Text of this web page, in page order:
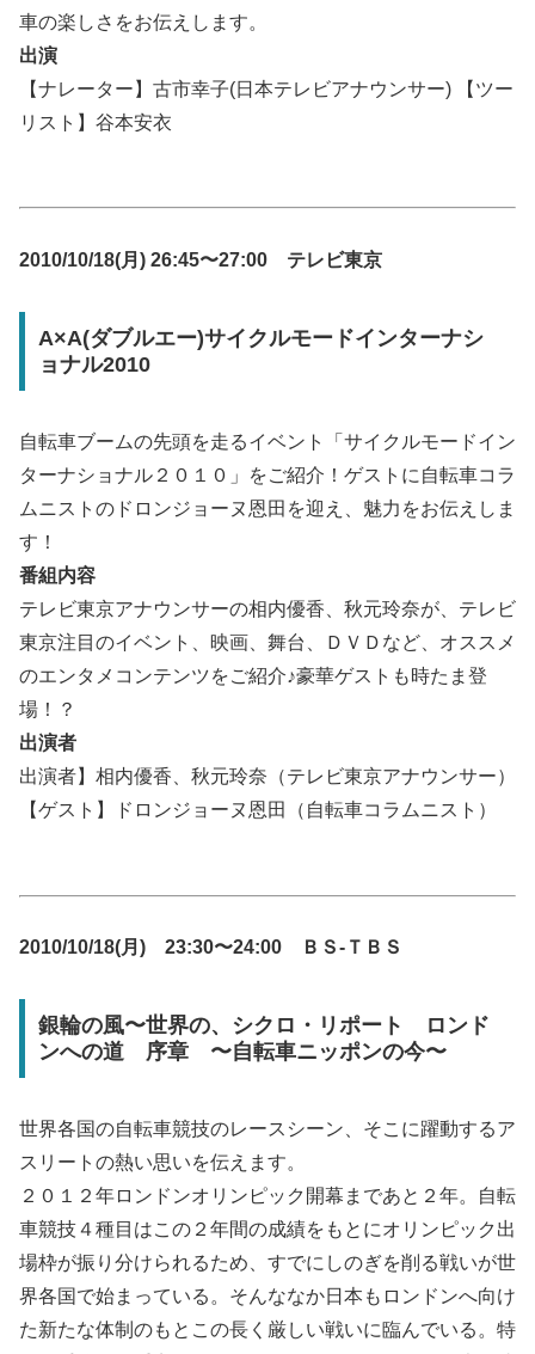
車の楽しさをお伝えします。
出演
【ナレーター】古市幸子(日本テレビアナウンサー) 【ツー
リスト】谷本安衣
2010/10/18(月) 26:45〜27:00 テレビ東京
A×A(ダブルエー)サイクルモードインターナシ
ョナル2010
自転車ブームの先頭を走るイベント「サイクルモードイン
ターナショナル２０１０」をご紹介！ゲストに自転車コラ
ムニストのドロンジョーヌ恩田を迎え、魅力をお伝えしま
す！
番組内容
テレビ東京アナウンサーの相内優香、秋元玲奈が、テレビ
東京注目のイベント、映画、舞台、ＤＶＤなど、オススメ
のエンタメコンテンツをご紹介♪豪華ゲストも時たま登
場！？
出演者
出演者】相内優香、秋元玲奈（テレビ東京アナウンサー）
【ゲスト】ドロンジョーヌ恩田（自転車コラムニスト）
2010/10/18(月) 23:30〜24:00 ＢＳ-ＴＢＳ
銀輪の風〜世界の、シクロ・リポート ロンド
ンへの道 序章 〜自転車ニッポンの今〜
世界各国の自転車競技のレースシーン、そこに躍動するア
スリートの熱い思いを伝えます。
２０１２年ロンドンオリンピック開幕まであと２年。自転
車競技４種目はこの２年間の成績をもとにオリンピック出
場枠が振り分けられるため、すでにしのぎを削る戦いが世
界各国で始まっている。そんななか日本もロンドンへ向け
た新たな体制のもとこの長く厳しい戦いに臨んでいる。特